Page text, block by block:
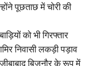
पूछताछ में चोरी की
को भी गिरफ्तार
निवासी लकड़ी पड़ाव
बिजनौर के रूप में